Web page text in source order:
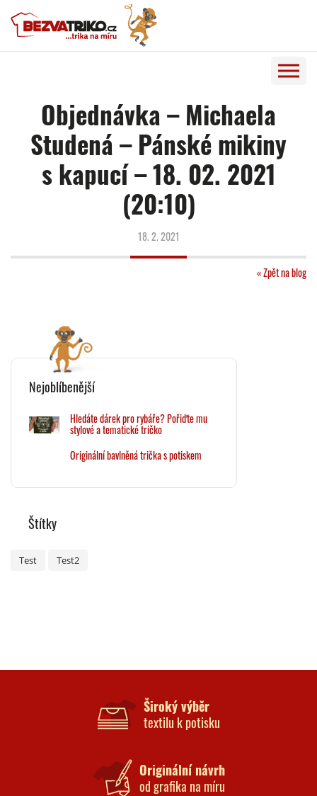
Objednávka – Michaela
Studená – Pánské mikiny
s kapucí – 18. 02. 2021
(20:10)
18. 2. 2021
« Zpět na blog
Nejoblíbenější
Hledáte dárek pro rybáře? Pořiďte mu
stylové a tematické tričko
Originální bavlněná trička s potiskem
Štítky
Test Test2
Široký výběr
textilu k potisku
Originální návrh
od grafika na míru